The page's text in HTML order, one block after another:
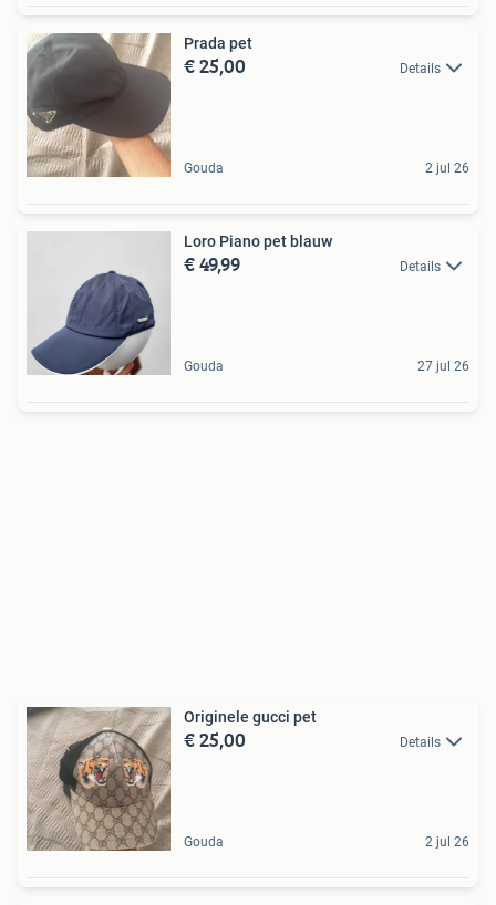
Prada pet
€ 25,00 Details
Gouda 2 jul 26
Loro Piano pet blauw
€ 49,99 Details
Gouda 27 jul 26
Originele gucci pet
€ 25,00 Details
Gouda 2 jul 26